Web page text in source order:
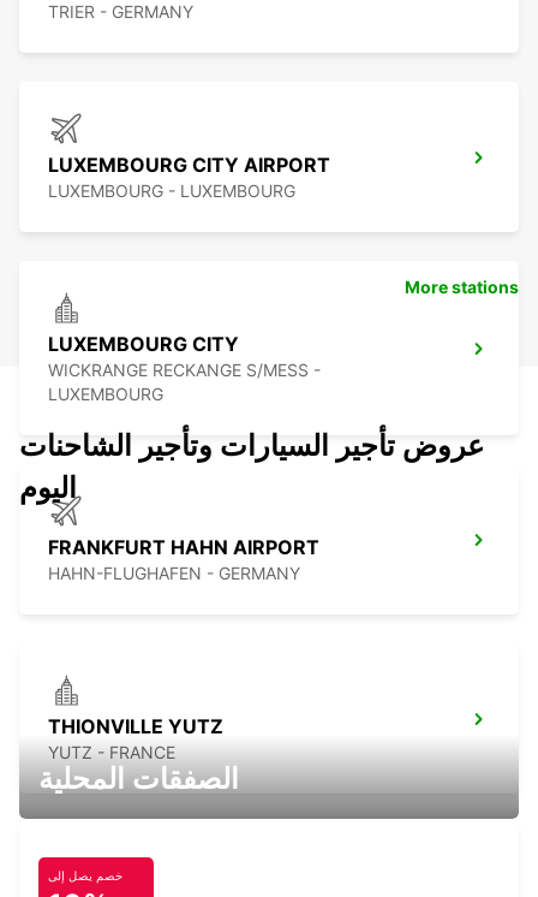
TRIER - GERMANY
LUXEMBOURG CITY AIRPORT
LUXEMBOURG - LUXEMBOURG
LUXEMBOURG CITY
WICKRANGE RECKANGE S/MESS -
LUXEMBOURG
FRANKFURT HAHN AIRPORT
HAHN-FLUGHAFEN - GERMANY
THIONVILLE YUTZ
YUTZ - FRANCE
More stations
عروض تأجير السيارات وتأجير الشاحنات
اليوم
الصفقات المحلية
خصم يصل إلى